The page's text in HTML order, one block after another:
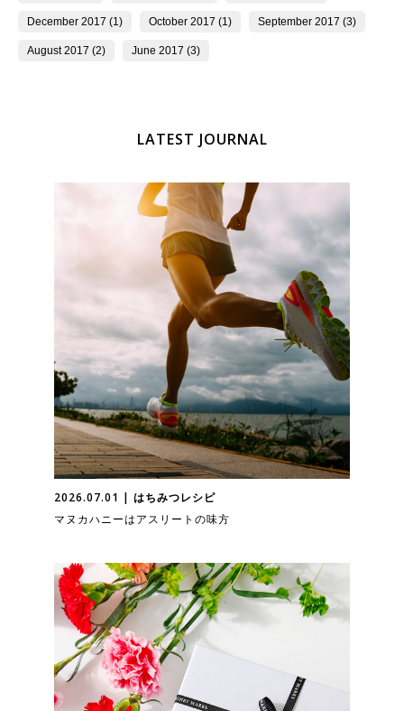
December 2017 (1) October 2017 (1) September 2017 (3)
August 2017 (2) June 2017 (3)
LATEST JOURNAL
2026.07.01 | はちみつレシピ
マヌカハニーはアスリートの味方